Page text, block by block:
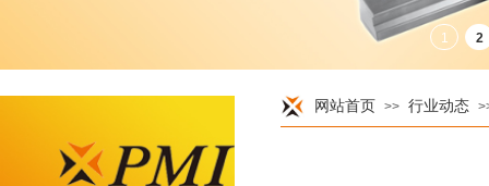
网站首页 >> 行业动态